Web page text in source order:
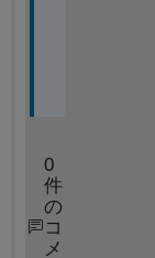
0
件
の
コ
メ